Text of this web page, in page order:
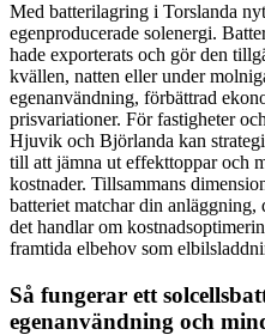
Med batterilagring i Torslanda
egenproducerade solenergi.
hade exporterats och gör den
kvällen, natten eller under
egenanvändning, förbättrad
prisvariationer. För fastigheter
Hjuvik och Björlanda kan
till att jämna ut effekttoppar och
kostnader. Tillsammans
batteriet matchar din
det handlar om
framtida elbehov som
Så fungerar ett
egenanvändning och